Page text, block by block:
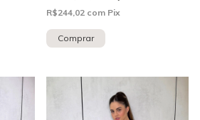
R$244,02 com Pix
Comprar